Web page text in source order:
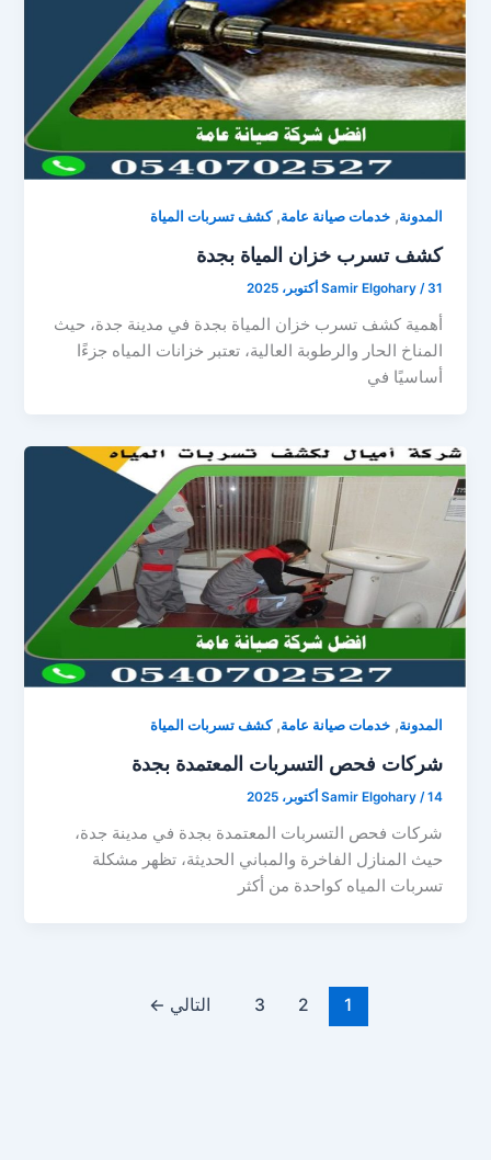
المدونة,خدمات صيانة عامة,كشف تسربات المياة
كشف تسرب خزان المياة بجدة
Samir Elgohary /31 أكتوبر، 2025
أهمية كشف تسرب خزان المياة بجدة في مدينة جدة، حيث
المناخ الحار والرطوبة العالية، تعتبر خزانات المياه جزءًا
أساسيًا في
المدونة,خدمات صيانة عامة,كشف تسربات المياة
شركات فحص التسربات المعتمدة بجدة
Samir Elgohary /14 أكتوبر، 2025
شركات فحص التسربات المعتمدة بجدة في مدينة جدة،
حيث المنازل الفاخرة والمباني الحديثة، تظهر مشكلة
تسربات المياه كواحدة من أكثر
1
2
3 التالي ←